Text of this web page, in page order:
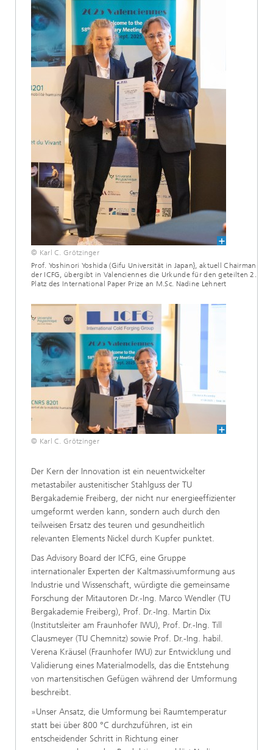
© Karl C. Grötzinger
Prof. Yoshinori Yoshida (Gifu Universität in Japan}, aktuell Chairman
der ICFG, übergibt in Valenciennes die Urkunde für den geteilten 2.
Platz des International Paper Prize an M.Sc. Nadine Lehnert
© Karl C. Grötzinger
Der Kern der Innovation ist ein neuentwickelter
metastabiler austenitischer Stahlguss der TU
Bergakademie Freiberg, der nicht nur energieeffizienter
umgeformt werden kann, sondern auch durch den
teilweisen Ersatz des teuren und gesundheitlich
relevanten Elements Nickel durch Kupfer punktet.
Das Advisory Board der ICFG, eine Gruppe
internationaler Experten der Kaltmassivumformung aus
Industrie und Wissenschaft, würdigte die gemeinsame
Forschung der Mitautoren Dr.-Ing. Marco Wendler (TU
Bergakademie Freiberg), Prof. Dr.-Ing. Martin Dix
(Institutsleiter am Fraunhofer IWU), Prof. Dr.-Ing. Till
Clausmeyer (TU Chemnitz) sowie Prof. Dr.-Ing. habil.
Verena Kräusel (Fraunhofer IWU) zur Entwicklung und
Validierung eines Materialmodells, das die Entstehung
von martensitischen Gefügen während der Umformung
beschreibt.
»Unser Ansatz, die Umformung bei Raumtemperatur
statt bei über 800 °C durchzuführen, ist ein
entscheidender Schritt in Richtung einer